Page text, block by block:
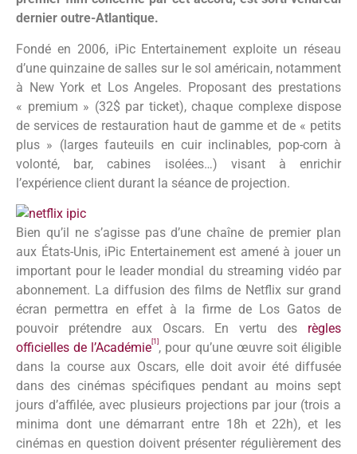
dernier outre-Atlantique.
Fondé en 2006, iPic Entertainement exploite un réseau
d’une quinzaine de salles sur le sol américain, notamment
à New York et Los Angeles. Proposant des prestations
« premium » (32$ par ticket), chaque complexe dispose
de services de restauration haut de gamme et de « petits
plus » (larges fauteuils en cuir inclinables, pop-corn à
volonté, bar, cabines isolées…) visant à enrichir
l’expérience client durant la séance de projection.
Bien qu’il ne s’agisse pas d’une chaîne de premier plan
aux États-Unis, iPic Entertainement est amené à jouer un
important pour le leader mondial du streaming vidéo par
abonnement. La diffusion des films de Netflix sur grand
écran permettra en effet à la firme de Los Gatos de
pouvoir prétendre aux Oscars. En vertu des règles
officielles de l’Académie[1] , pour qu’une œuvre soit éligible
dans la course aux Oscars, elle doit avoir été diffusée
dans des cinémas spécifiques pendant au moins sept
jours d’affilée, avec plusieurs projections par jour (trois a
minima dont une démarrant entre 18h et 22h), et les
cinémas en question doivent présenter régulièrement des